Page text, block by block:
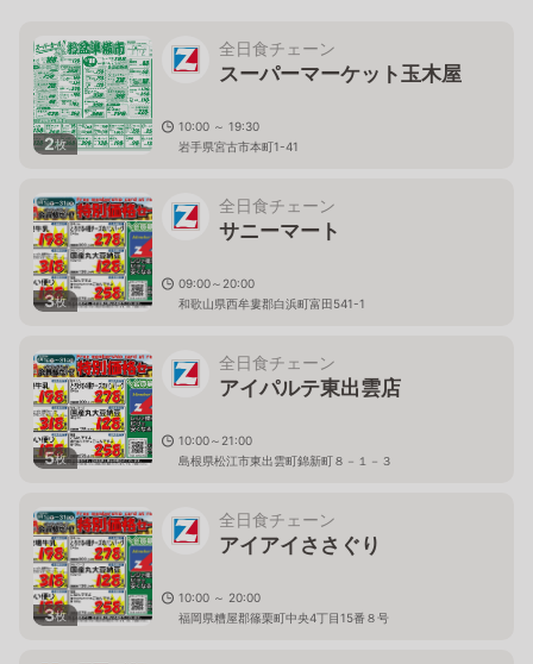
2枚
全日食チェーン
スーパーマーケット玉木屋
10:00 ～ 19:30
岩手県宮古市本町1-41
3枚
全日食チェーン
サニーマート
09:00～20:00
和歌山県西牟婁郡白浜町富田541-1
5枚
全日食チェーン
アイパルテ東出雲店
10:00～21:00
島根県松江市東出雲町錦新町８－１－３
3枚
全日食チェーン
アイアイささぐり
10:00 ～ 20:00
福岡県糟屋郡篠栗町中央4丁目15番８号